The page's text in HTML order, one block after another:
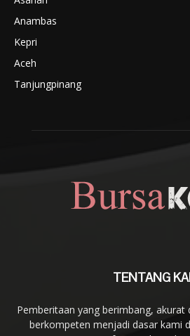
Anambas
Kepri
Aceh
Tanjungpinang
TENTANG
Pemberitaan yang berimbang, akurat
berkompeten menjadi dasar kami